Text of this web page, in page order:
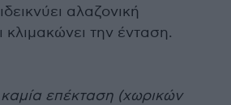
αλαζονική
την ένταση.
επέκταση (χωρικών